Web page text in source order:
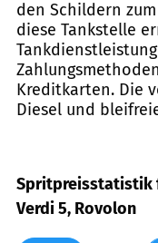
den Schildern
diese Tankstelle
Kreditkarten. Die
Diesel und
Spritpreisstatistik
Verdi 5, Rovolon